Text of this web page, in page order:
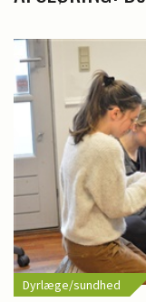
Dyrlæge/sundhed